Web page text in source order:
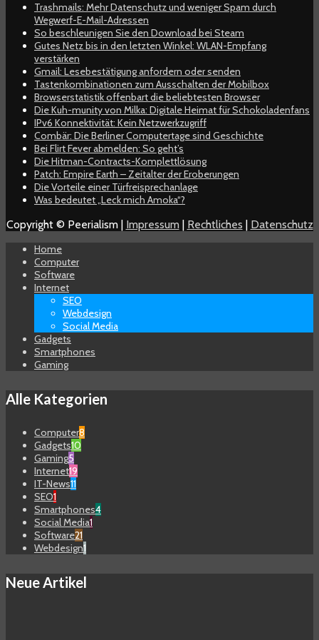
Trashmails: Mehr Datenschutz und weniger Spam durch
Wegwerf-E-Mail-Adressen
So beschleunigen Sie den Download bei Steam
Gutes Netz bis in den letzten Winkel: WLAN-Empfang
verstärken
Gmail: Lesebestätigung anfordern oder senden
Tastenkombinationen zum Ausschalten der Mobilbox
Browserstatistik offenbart die beliebtesten Browser
Die Kuh-munity von Milka: Digitale Heimat für Schokoladenfans
IPv6 Konnektivität: Kein Netzwerkzugriff
Combär: Die Berliner Computertage sind Geschichte
Bei Flirt Fever abmelden: So geht’s
Die Hitman-Contracts-Komplettlösung
Patch: Empire Earth – Zeitalter der Eroberungen
Die Vorteile einer Türfreisprechanlage
Was bedeutet „Leck mich Amoka“?
Copyright © Peerialism | Impressum| Rechtliches | Datenschutz
Home
Computer
Software
Internet
SEO
Webdesign
Social Media
Gadgets
Smartphones
Gaming
Alle Kategorien
Computer8
Gadgets10
Gaming5
Internet19
IT-News11
SEO1
Smartphones4
Social Media1
Software21
Webdesign1
Neue Artikel